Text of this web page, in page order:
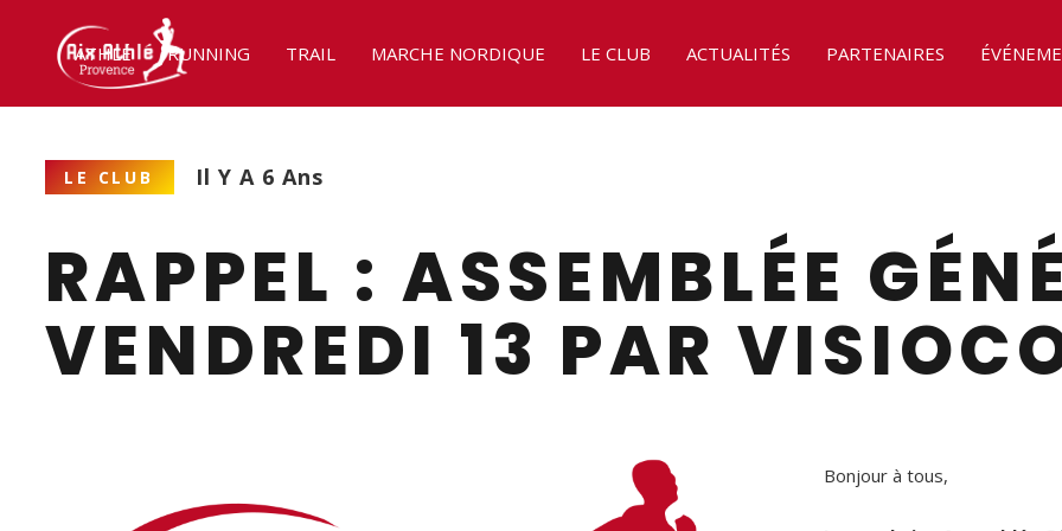
ATHLÉ RUNNING TRAIL MARCHE NORDIQUE LE CLUB ACTUALITÉS PARTENAIRES
LE CLUB Il Y A 6 Ans
RAPPEL : ASSEMBLÉE
VENDREDI 13 PAR
Bonjour à tous,